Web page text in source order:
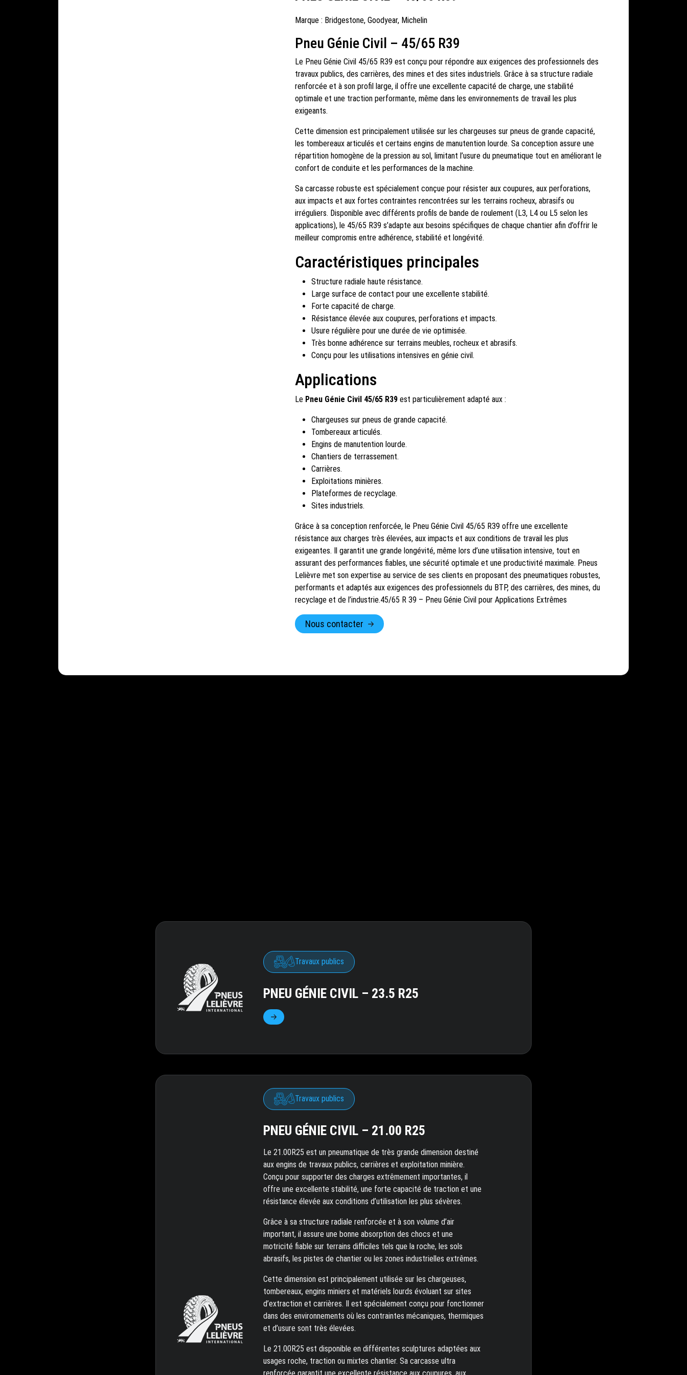
Marque : Bridgestone,Goodyear, Michelin
Pneu Génie Civil – 45/65 R39
Le Pneu Génie Civil 45/65 R39 est conçu pour répondre aux exigences des professionnels des
travaux publics, des carrières, des mines et des sites industriels. Grâce à sa structure radiale
renforcée et à son profil large, il offre une excellente capacité de charge, une stabilité
optimale et une traction performante, même dans les environnements de travail les plus
exigeants.
Cette dimension est principalement utilisée sur les chargeuses sur pneus de grande capacité,
les tombereaux articulés et certains engins de manutention lourde. Sa conception assure une
répartition homogène de la pression au sol, limitant l’usure du pneumatique tout en améliorant le
confort de conduite et les performances de la machine.
Sa carcasse robuste est spécialement conçue pour résister aux coupures, aux perforations,
aux impacts et aux fortes contraintes rencontrées sur les terrains rocheux, abrasifs ou
irréguliers. Disponible avec différents profils de bande de roulement (L3, L4 ou L5 selon les
applications), le 45/65 R39 s’adapte aux besoins spécifiques de chaque chantier afin d’offrir le
meilleur compromis entre adhérence, stabilité et longévité.
Caractéristiques principales
Structure radiale haute résistance.
Large surface de contact pour une excellente stabilité.
Forte capacité de charge.
Résistance élevée aux coupures, perforations et impacts.
Usure régulière pour une durée de vie optimisée.
Très bonne adhérence sur terrains meubles, rocheux et abrasifs.
Conçu pour les utilisations intensives en génie civil.
Applications
Le Pneu Génie Civil 45/65 R39 est particulièrement adapté aux :
Chargeuses sur pneus de grande capacité.
Tombereaux articulés.
Engins de manutention lourde.
Chantiers de terrassement.
Carrières.
Exploitations minières.
Plateformes de recyclage.
Sites industriels.
Grâce à sa conception renforcée, le Pneu Génie Civil 45/65 R39 offre une excellente
résistance aux charges très élevées, aux impacts et aux conditions de travail les plus
exigeantes. Il garantit une grande longévité, même lors d’une utilisation intensive, tout en
assurant des performances fiables, une sécurité optimale et une productivité maximale. Pneus
Lelièvre met son expertise au service de ses clients en proposant des pneumatiques robustes,
performants et adaptés aux exigences des professionnels du BTP, des carrières, des mines, du
recyclage et de l’industrie.45/65 R 39 – Pneu Génie Civil pour Applications Extrêmes
Nous contacter
Travaux publics
PNEU GÉNIE CIVIL – 23.5 R25
Travaux publics
PNEU GÉNIE CIVIL – 21.00 R25
Le 21.00R25 est un pneumatique de très grande dimension destiné
aux engins de travaux publics, carrières et exploitation minière.
Conçu pour supporter des charges extrêmement importantes, il
offre une excellente stabilité, une forte capacité de traction et une
résistance élevée aux conditions d’utilisation les plus sévères.
Grâce à sa structure radiale renforcée et à son volume d’air
important, il assure une bonne absorption des chocs et une
motricité fiable sur terrains difficiles tels que la roche, les sols
abrasifs, les pistes de chantier ou les zones industrielles extrêmes.
Cette dimension est principalement utilisée sur les chargeuses,
tombereaux, engins miniers et matériels lourds évoluant sur sites
d’extraction et carrières. Il est spécialement conçu pour fonctionner
dans des environnements où les contraintes mécaniques, thermiques
et d’usure sont très élevées.
Le 21.00R25 est disponible en différentes sculptures adaptées aux
usages roche, traction ou mixtes chantier. Sa carcasse ultra